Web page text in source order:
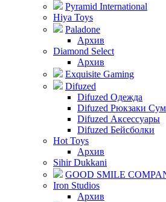
Pyramid International
Hiya Toys
Paladone
Архив
Diamond Select
Архив
Exquisite Gaming
Difuzed
Difuzed Одежда
Difuzed Рюкзаки
Difuzed Аксессуары
Difuzed Бейсболки
Hot Toys
Архив
Sihir Dukkani
GOOD SMILE
Iron Studios
Архив